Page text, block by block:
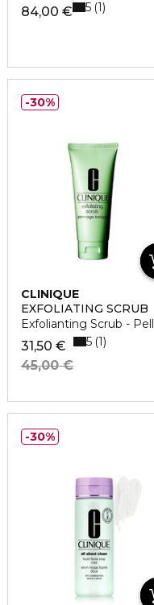
84,00 € 5 1
CLINIQUE
EXFOLIATING SCRUB
Exfolianting Scrub - Pelli
31,50 €
45,00 €
5 1
30%
30%